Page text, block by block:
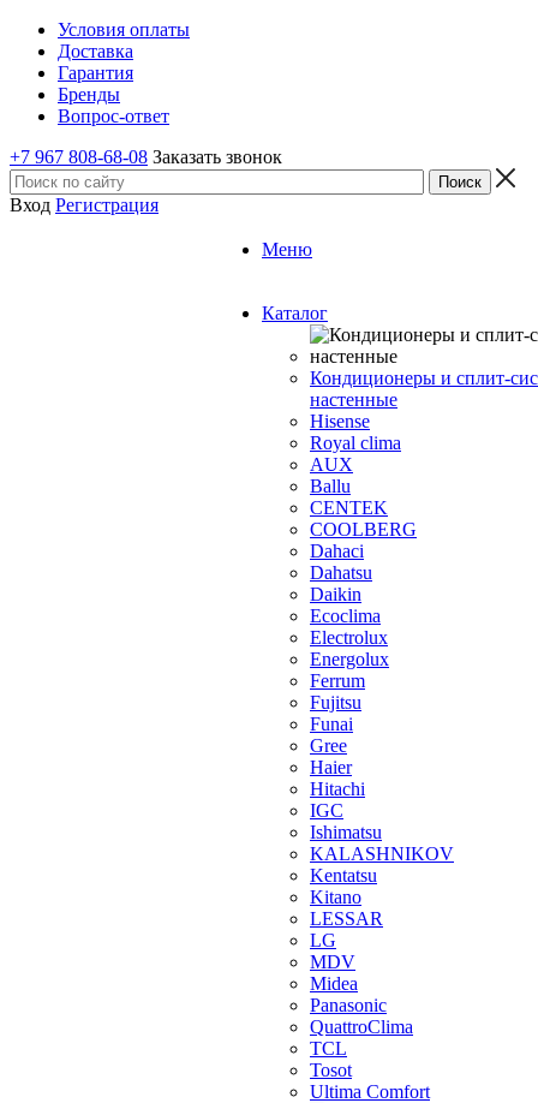
Условия оплаты
Доставка
Гарантия
Бренды
Вопрос-ответ
+7 967 808-68-08 Заказать звонок
Вход Регистрация
Меню
Каталог
Кондиционеры и сплит-
настенные
Hisense
Royal clima
AUX
Ballu
CENTEK
COOLBERG
Dahaci
Dahatsu
Daikin
Ecoclima
Electrolux
Energolux
Ferrum
Fujitsu
Funai
Gree
Haier
Hitachi
IGC
Ishimatsu
KALASHNIKOV
Kentatsu
Kitano
LESSAR
LG
MDV
Midea
Panasonic
QuattroClima
TCL
Tosot
Ultima Comfort